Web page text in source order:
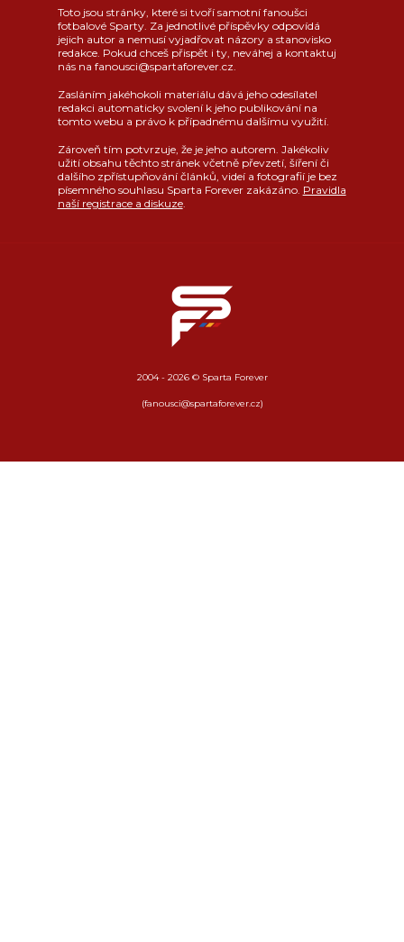
Toto jsou stránky, které si tvoří samotní fanoušci
fotbalové Sparty. Za jednotlivé příspěvky odpovídá
jejich autor a nemusí vyjadřovat názory a stanovisko
redakce. Pokud chceš přispět i ty, neváhej a kontaktuj
nás na fanousci@spartaforever.cz.
Zasláním jakéhokoli materiálu dává jeho odesílatel
redakci automaticky svolení k jeho publikování na
tomto webu a právo k případnému dalšímu využití.
Zároveň tím potvrzuje, že je jeho autorem. Jakékoliv
užití obsahu těchto stránek včetně převzetí, šíření či
dalšího zpřístupňování článků, videí a fotografií je bez
písemného souhlasu Sparta Forever zakázáno. Pravidla
naší registrace a diskuze.
2004 - 2026 © Sparta Forever
(fanousci@spartaforever.cz)